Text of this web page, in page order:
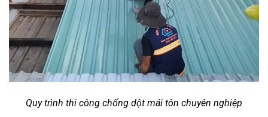
Quy trình thi công chống dột mái tôn chuyên nghiệp